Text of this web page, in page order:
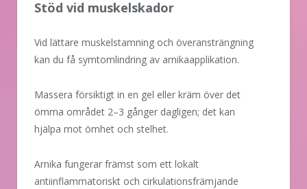
Stöd vid muskelskador
Vid lättare muskelstamning och överansträngning
kan du få symtomlindring av arnikaapplikation.
Massera försiktigt in en gel eller kräm över det
ömma området 2–3 gånger dagligen; det kan
hjälpa mot ömhet och stelhet.
Arnika fungerar främst som ett lokalt
antiinflammatoriskt och cirkulationsfrämjande